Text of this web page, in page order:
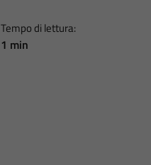
Tempo di lettura:
1 min